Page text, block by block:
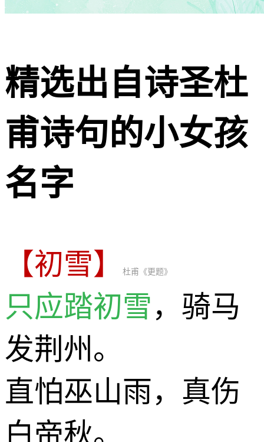
精选出自诗圣杜
甫诗句的小女孩
名字
【初雪】 杜甫《更题》
只应踏初雪，骑马
发荆州。
直怕巫山雨，真伤
白帝秋。